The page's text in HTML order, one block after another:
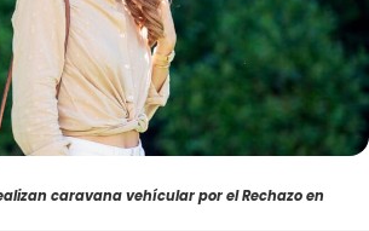
caravana vehícular por el Rechazo en